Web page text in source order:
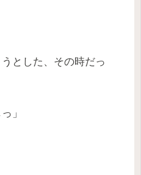
とした、その時だっ
」